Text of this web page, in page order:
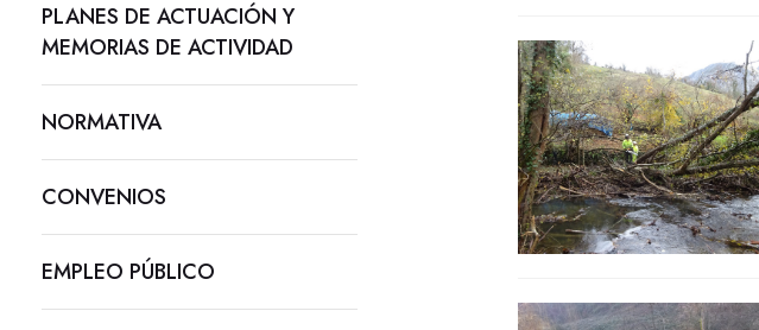
PLANES DE ACTUACIÓN Y
MEMORIAS DE ACTIVIDAD
NORMATIVA
CONVENIOS
EMPLEO PÚBLICO